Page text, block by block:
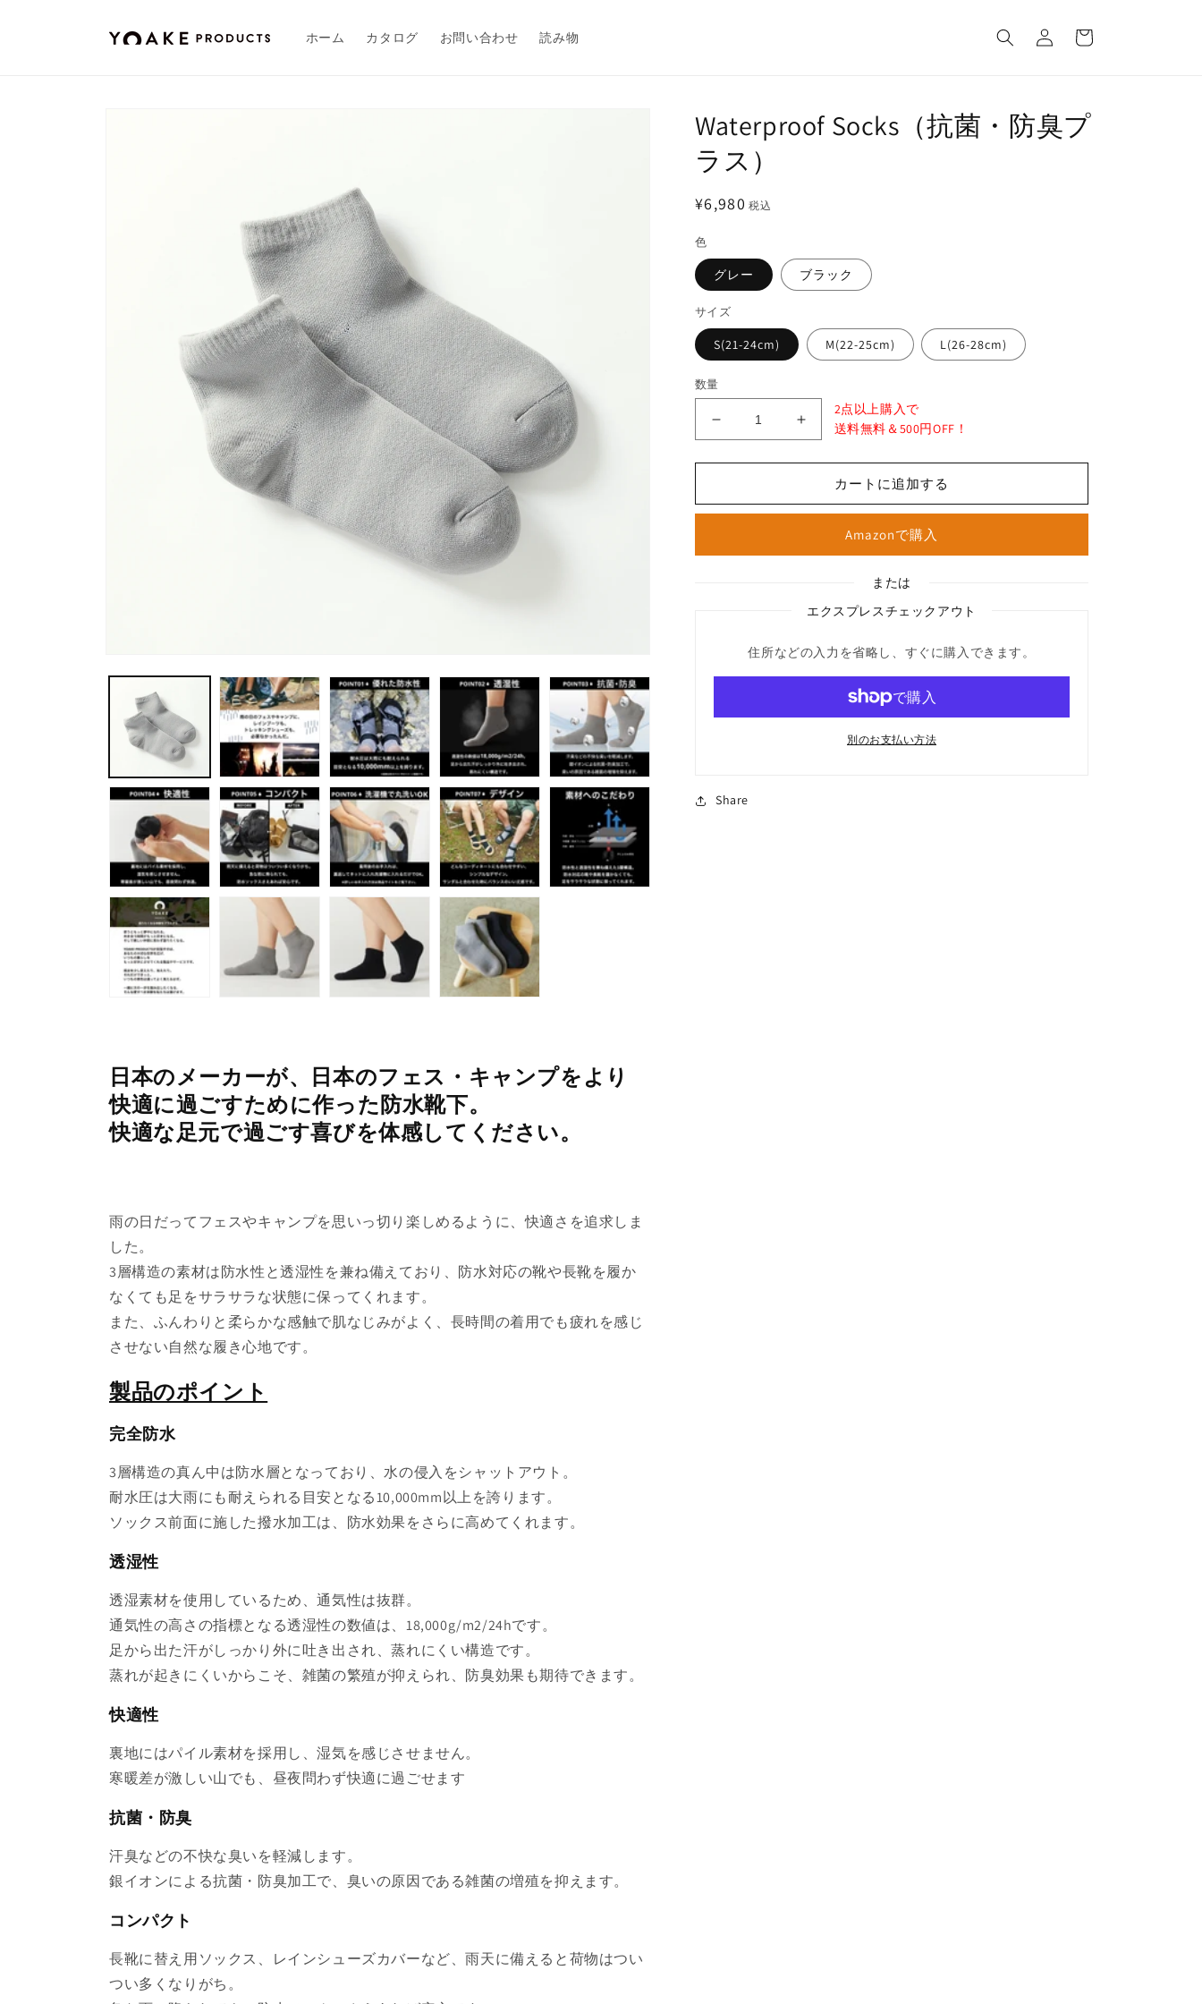
ホーム カタログ お問い合わせ 読み物
グ
イ
ー
ー
ィ
ア
日本のメーカーが、日本のフェス・キャンプをより
快適に過ごすために作った防水靴下。
快適な足元で過ごす喜びを体感してください。
雨の日だってフェスやキャンプを思いっ切り楽しめるように、快適さを追求しま
した。
3層構造の素材は防水性と透湿性を兼ね備えており、防水対応の靴や長靴を履か
なくても足をサラサラな状態に保ってくれます。
また、ふんわりと柔らかな感触で肌なじみがよく、長時間の着用でも疲れを感じ
させない自然な履き心地です。
製品のポイント
完全防水
3層構造の真ん中は防水層となっており、水の侵入をシャットアウト。
耐水圧は大雨にも耐えられる目安となる10,000mm以上を誇ります。
ソックス前面に施した撥水加工は、防水効果をさらに高めてくれます。
透湿性
透湿素材を使用しているため、通気性は抜群。
通気性の高さの指標となる透湿性の数値は、18,000g/m2/24hです。
足から出た汗がしっかり外に吐き出され、蒸れにくい構造です。
蒸れが起きにくいからこそ、雑菌の繁殖が抑えられ、防臭効果も期待できます。
快適性
裏地にはパイル素材を採用し、湿気を感じさせません。
寒暖差が激しい山でも、昼夜問わず快適に過ごせます
抗菌・防臭
汗臭などの不快な臭いを軽減します。
銀イオンによる抗菌・防臭加工で、臭いの原因である雑菌の増殖を抑えます。
コンパクト
長靴に替え用ソックス、レインシューズカバーなど、雨天に備えると荷物はつい
つい多くなりがち。
Waterproof Socks（抗菌・防臭プ
ラス）
通
価
格
¥6,980 税込
色
グレー ブラック
サイズ
S(21-24cm) M(22-25cm) L(26-28cm)
数量
Waterproof
菌・
臭
ラ
Waterproof
菌・
臭
ラ
数
を
2点以上購入で
送料無料＆500円OFF！
カートに追加する
Amazonで購入
エクスプレスチェックアウト
住所などの入力を省略し、すぐに購入できます。
別のお支払い方法
Share